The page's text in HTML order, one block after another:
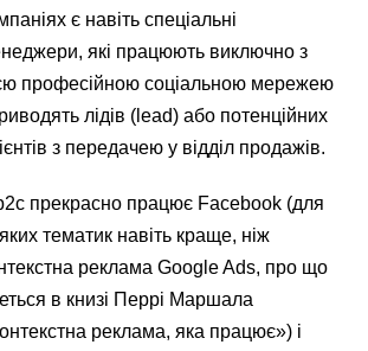
є навіть спеціальні
які працюють виключно з
професійною соціальною мережею
лідів (lead) або потенційних
з передачею у відділ продажів.
прекрасно працює Facebook (для
тематик навіть краще, ніж
реклама Google Ads, про що
в книзі Перрі Маршала
реклама, яка працює») і